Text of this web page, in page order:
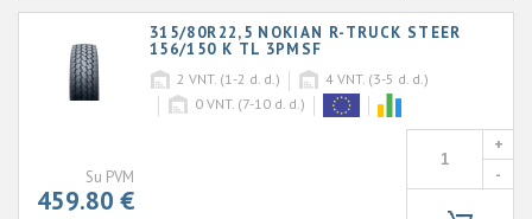
315/80R22,5 NOKIAN R-TRUCK STEER
156/150 K TL 3PMSF
2 VNT. (1-2 d. d.) 4 VNT. (3-5 d. d.)
0 VNT. (7-10 d. d.)
Su PVM
459.80 €
+
-